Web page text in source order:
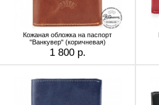
Кожаная обложка на паспорт
"Ванкувер" (коричневая)
1 800 р.